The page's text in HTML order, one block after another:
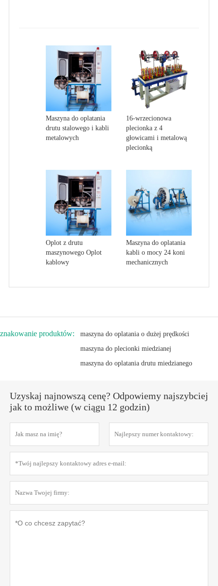
Maszyna do oplatania
drutu stalowego i kabli
metalowych
16-wrzecionowa
plecionka z 4
głowicami i metalową
plecionką
Oplot z drutu
maszynowego Oplot
kablowy
Maszyna do oplatania
kabli o mocy 24 koni
mechanicznych
znakowanie produktów:
maszyna do oplatania o dużej prędkości
maszyna do plecionki miedzianej
maszyna do oplatania drutu miedzianego
Uzyskaj najnowszą cenę? Odpowiemy najszybciej
jak to możliwe (w ciągu 12 godzin)